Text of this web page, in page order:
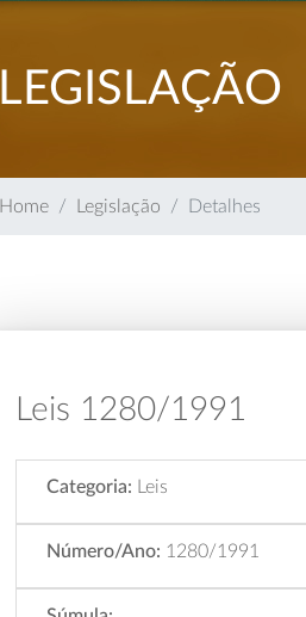
LEGISLAÇÃO
Home Legislação Detalhes
Leis 1280/1991
Categoria: Leis
Número/Ano: 1280/1991